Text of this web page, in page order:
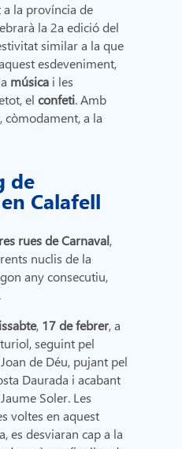
la província de
la 2a edició del
similar a la que
esdeveniment,
música i les
elconfeti. Amb
a la
de
Calafell
rues de Carnaval,
nuclis de la
any consecutiu,
, 17 de febrer, a
seguint pel
de Déu, pujant pel
Daurada i acabant
Soler. Les
voltes en aquest
es desviaran cap a la